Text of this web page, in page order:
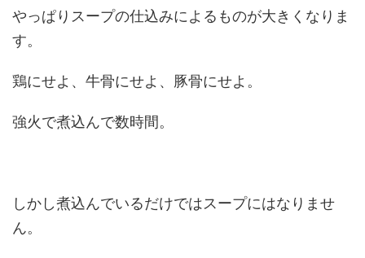
やっぱりスープの仕込みによるものが大きくなりま
す。
鶏にせよ、牛骨にせよ、豚骨にせよ。
強火で煮込んで数時間。
しかし煮込んでいるだけではスープにはなりませ
ん。